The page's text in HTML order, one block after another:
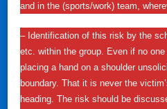
and in the (sports/work) team,
– Identification of this risk by the
etc. within the group. Even if no
placing a hand on a shoulder
boundary. That it is never the
heading. The risk should be